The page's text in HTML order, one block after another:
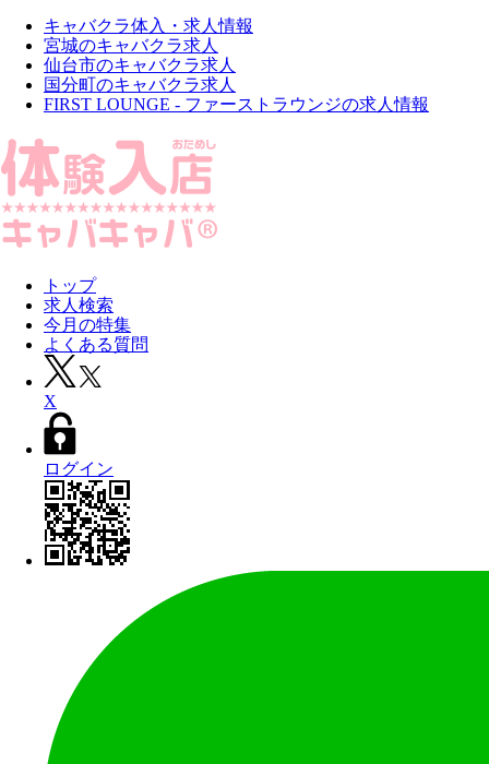
キャバクラ体入・求人情報
宮城のキャバクラ求人
仙台市のキャバクラ求人
国分町のキャバクラ求人
FIRST LOUNGE - ファーストラウンジの求人情報
トップ
求人検索
今月の特集
よくある質問
X
ログイン